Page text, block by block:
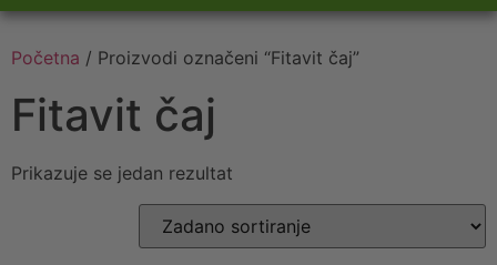
Početna / Proizvodi označeni “Fitavit čaj”
Fitavit čaj
Prikazuje se jedan rezultat